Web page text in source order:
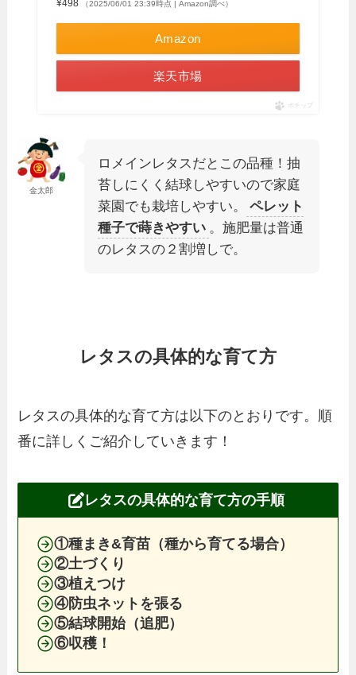
¥498 （2025/06/01 23:39時点 | Amazon調べ）
Amazon
楽天市場
ポチップ
金太郎
ロメインレタスだとこの品種！抽
苔しにくく結球しやすいので家庭
菜園でも栽培しやすい。
ペレット
種子で蒔きやすい 。施肥量は普通
のレタスの２割増しで。
レタスの具体的な育て方
レタスの具体的な育て方は以下のとおりです。順
番に詳しくご紹介していきます！
レタスの具体的な育て方の手順
①種まき&育苗（種から育てる場合）
②土づくり
③植えつけ
④防虫ネットを張る
⑤結球開始（追肥）
⑥収穫！